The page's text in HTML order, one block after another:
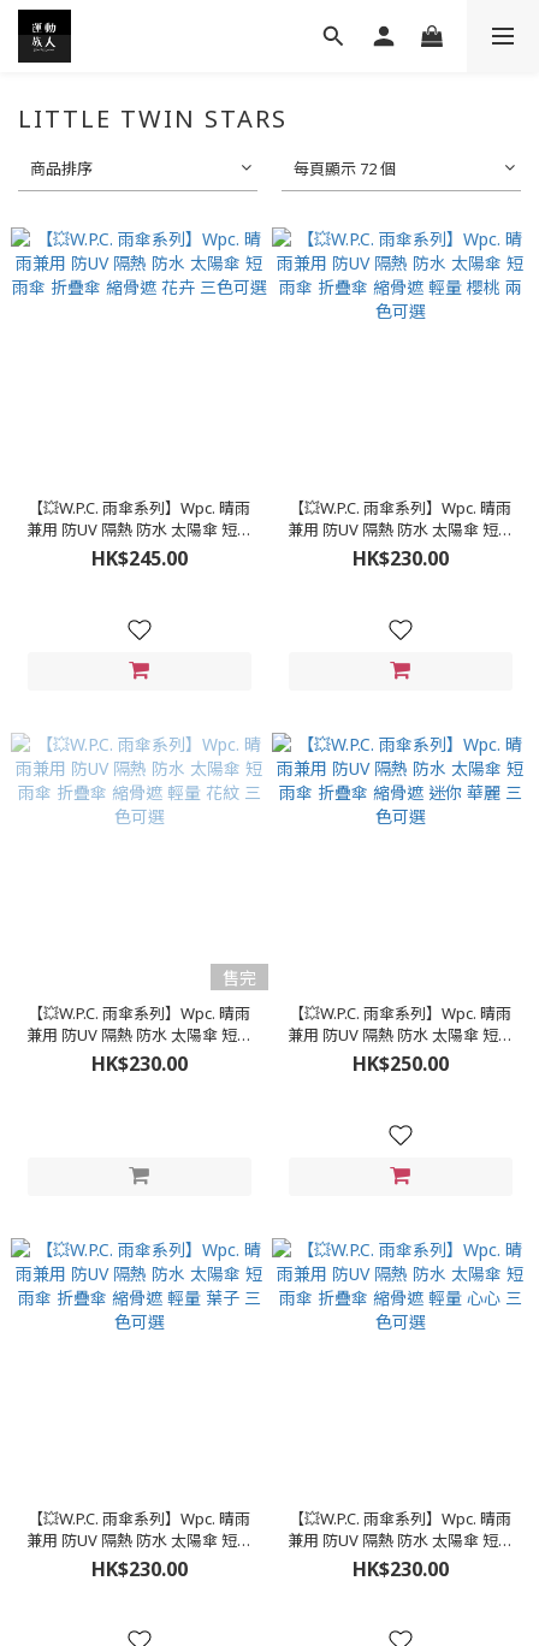
LITTLE TWIN STARS
商品排序 每頁顯示 72 個
【💥W.P.C. 雨傘系列】Wpc. 晴雨
兼用 防UV 隔熱 防水 太陽傘 短雨
傘 折疊傘 縮骨遮 花卉 三色可選
HK$245.00
【💥W.P.C. 雨傘系列】Wpc. 晴雨
兼用 防UV 隔熱 防水 太陽傘 短雨
傘 折疊傘 縮骨遮 輕量 櫻桃 兩色
可選
HK$230.00
售完
【💥W.P.C. 雨傘系列】Wpc. 晴雨
兼用 防UV 隔熱 防水 太陽傘 短雨
傘 折疊傘 縮骨遮 輕量 花紋 三色
可選
HK$230.00
【💥W.P.C. 雨傘系列】Wpc. 晴雨
兼用 防UV 隔熱 防水 太陽傘 短雨
傘 折疊傘 縮骨遮 迷你 華麗 三色
可選
HK$250.00
【💥W.P.C. 雨傘系列】Wpc. 晴雨
兼用 防UV 隔熱 防水 太陽傘 短雨
傘 折疊傘 縮骨遮 輕量 葉子 三色
可選
HK$230.00
【💥W.P.C. 雨傘系列】Wpc. 晴雨
兼用 防UV 隔熱 防水 太陽傘 短雨
傘 折疊傘 縮骨遮 輕量 心心 三色
可選
HK$230.00